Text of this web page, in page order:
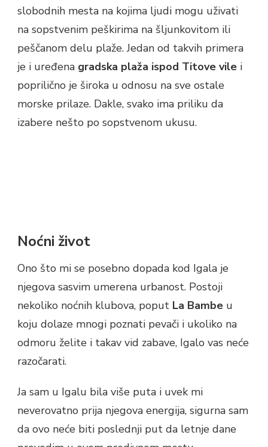
slobodnih mesta na kojima ljudi mogu uživati
na sopstvenim peškirima na šljunkovitom ili
peščanom delu plaže. Jedan od takvih primera
je i uređena gradska plaža ispod Titove vile i
poprilično je široka u odnosu na sve ostale
morske prilaze. Dakle, svako ima priliku da
izabere nešto po sopstvenom ukusu.
Noćni život
Ono što mi se posebno dopada kod Igala je
njegova sasvim umerena urbanost. Postoji
nekoliko noćnih klubova, poput La Bambe u
koju dolaze mnogi poznati pevači i ukoliko na
odmoru želite i takav vid zabave, Igalo vas neće
razočarati.
Ja sam u Igalu bila više puta i uvek mi
neverovatno prija njegova energija, sigurna sam
da ovo neće biti poslednji put da letnje dane